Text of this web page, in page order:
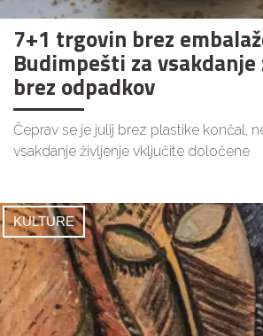
7+1 trgovin brez
Budimpešti za
brez odpadkov
Čeprav se je julij brez plastike končal,
vsakdanje življenje vključite določene
KULTURE